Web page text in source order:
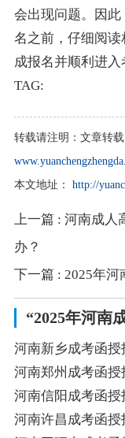
会出现问题。因
名之前，仔细阅
成报名并顺利进入
TAG:
转载请注明： 文章转
本文地址：
http://
上一篇 : 河南成人
办？
下一篇 : 2025年
河南新乡成考函授
河南郑州成考函授
河南信阳成考函授
河南许昌成考函授